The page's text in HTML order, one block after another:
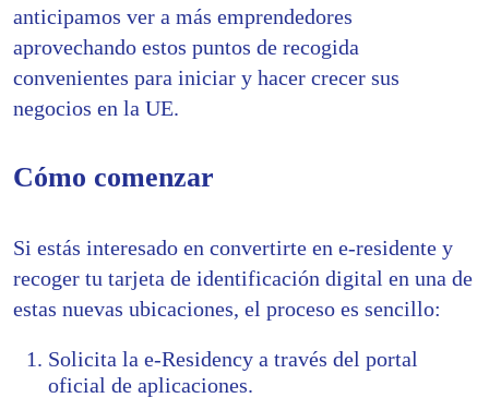
anticipamos ver a más emprendedores
aprovechando estos puntos de recogida
convenientes para iniciar y hacer crecer sus
negocios en la UE.
Cómo comenzar
Si estás interesado en convertirte en e-residente y
recoger tu tarjeta de identificación digital en una de
estas nuevas ubicaciones, el proceso es sencillo:
Solicita la e-Residency a través del portal
oficial de aplicaciones.